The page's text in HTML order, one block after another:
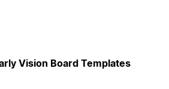
Vision Board Templates